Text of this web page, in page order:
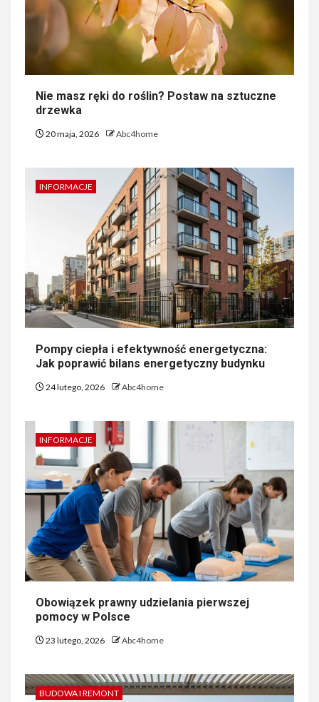
Nie masz ręki do roślin? Postaw na sztuczne
drzewka
20 maja, 2026 Abc4home
INFORMACJE
Pompy ciepła i efektywność energetyczna:
Jak poprawić bilans energetyczny budynku
24 lutego, 2026 Abc4home
INFORMACJE
Obowiązek prawny udzielania pierwszej
pomocy w Polsce
23 lutego, 2026 Abc4home
BUDOWA I REMONT